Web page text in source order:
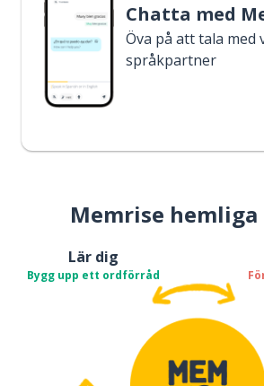
Chatta med
Öva på att tala med
språkpartner
Memrise hemliga
Lär dig
Bygg upp ett ordförråd